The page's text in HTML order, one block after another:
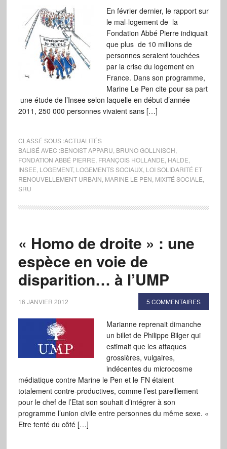
En février dernier, le rapport sur
le mal-logement de la
Fondation Abbé Pierre indiquait
que plus de 10 millions de
personnes seraient touchées
par la crise du logement en
France. Dans son programme,
Marine Le Pen cite pour sa part
une étude de l’Insee selon laquelle en début d’année
2011, 250 000 personnes vivaient sans […]
CLASSÉ SOUS :ACTUALITÉS
BALISÉ AVEC :BENOIST APPARU BRUNO GOLLNISCH
FONDATION ABBÉ PIERRE FRANÇOIS HOLLANDE HALDE
INSEE LOGEMENT, LOGEMENTS SOCIAUX, LOI SOLIDARITÉ ET
RENOUVELLEMENT URBAIN MARINE LE PEN MIXITÉ SOCIALE
SRU
« Homo de droite » : une
espèce en voie de
disparition… à l’UMP
16 JANVIER 2012 5 COMMENTAIRES
Marianne reprenait dimanche
un billet de Philippe Bilger qui
estimait que les attaques
grossières, vulgaires,
indécentes du microcosme
médiatique contre Marine le Pen et le FN étaient
totalement contre-productives, comme l’est pareillement
pour le chef de l’Etat son souhait d’intégrer à son
programme l’union civile entre personnes du même sexe. «
Etre tenté du côté […]